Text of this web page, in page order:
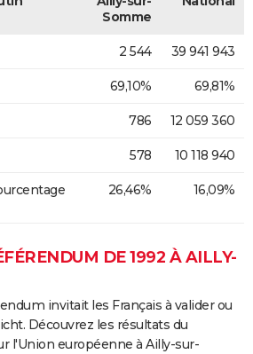
Somme
2 544 39 941 943
69,10% 69,81%
786 12 059 360
578 10 118 940
26,46% 16,09%
DE 1992 À AILLY-
invitait les Français à valider ou
Découvrez les résultats du
l'Union européenne à Ailly-sur-